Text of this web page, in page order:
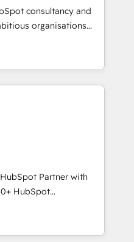
health, education,
consulting, make the
and Latin
consultancy and
organisations
and intelligence.
Ireland, and
of successful
and enterprise
AI to design connected
scalable revenue
CRM and data
strategic marketing,
FLAIR framework
certified consultancy,
and technology to help
Partner with
HubSpot
the HubSpot platform
your current HubSpot